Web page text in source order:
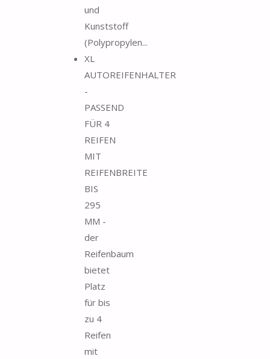
und
Kunststoff
(Polypropylen...
XL
AUTOREIFENHALTER
-
PASSEND
FÜR 4
REIFEN
MIT
REIFENBREITE
BIS
295
MM -
der
Reifenbaum
bietet
Platz
für bis
zu 4
Reifen
mit